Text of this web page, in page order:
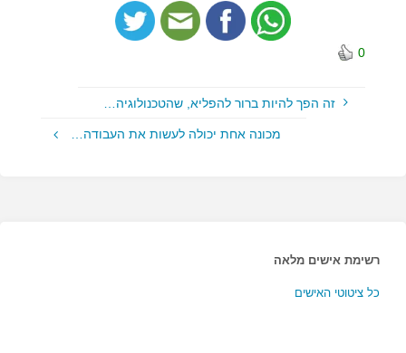
0
זה הפך להיות ברור להפליא, שהטכנולוגיה…
מכונה אחת יכולה לעשות את העבודה…
רשימת אישים מלאה
כל ציטוטי האישים